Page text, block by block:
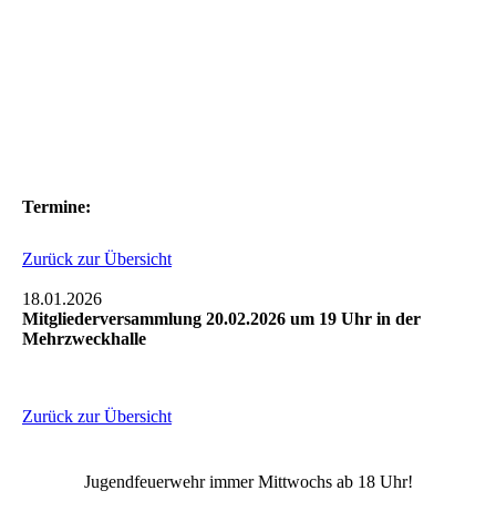
Termine:
Zurück zur Übersicht
18.01.2026
Mitgliederversammlung 20.02.2026 um 19 Uhr in der
Mehrzweckhalle
Zurück zur Übersicht
Jugendfeuerwehr immer Mittwochs ab 18 Uhr!